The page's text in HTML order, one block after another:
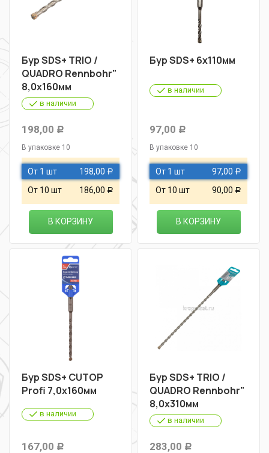
Бур SDS+ TRIO /
QUADRO Rennbohr"
8,0х160мм
в наличии
198,00 Р
В упаковке 10
От 1 шт 198,00 Р
От 10 шт 186,00 Р
В КОРЗИНУ
Бур SDS+ 6х110мм
в наличии
97,00 Р
В упаковке 10
От 1 шт 97,00 Р
От 10 шт 90,00 Р
В КОРЗИНУ
Бур SDS+ CUTOP
Profi 7,0х160мм
в наличии
167,00 Р
Бур SDS+ TRIO /
QUADRO Rennbohr"
8,0х310мм
в наличии
283,00 Р